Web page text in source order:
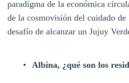
paradigma de la económica
de la cosmovisión del cuidado
desafío de alcanzar un Jujuy
Albina, ¿qué son los